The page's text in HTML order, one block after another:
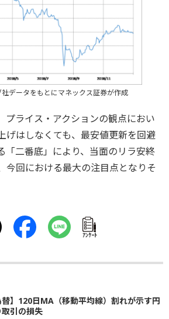
データをもとにマネックス証券が作成
プライス・アクションの観点におい
げはしなくても、最安値更新を回避
「二番底」により、当面のリラ安終
今回における最大の注目点となりそ
ｱﾝｹｰﾄ
替】120日MA（移動平均線）割れが示す円
引の損失